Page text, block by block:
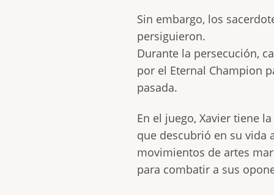
Sin embargo, los
persiguieron.
Durante la persecución,
por el Eternal Champion
pasada.
En el juego, Xavier tiene
que descubrió en su vida
movimientos de artes
para combatir a sus